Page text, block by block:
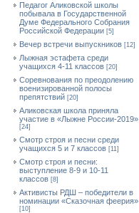
Педагог Аликовской школы
побывала в Государственной
Думе Федерального Собрания
Российской Федерации [5]
Вечер встречи выпускников [12]
Лыжная эстафета среди
учащихся 4-11 классов [20]
Cоревнования по преодолению
военизированной полосы
препятствий [20]
Аликовская школа приняла
участие в «Лыжне России-2019»
[24]
Смотр строя и песни среди
учащихся 5 и 7 классов [11]
Смотр строя и песни:
выступление 8-9 и 10-11
классов [8]
Активисты РДШ – победители в
номинации «Сказочная феерия»
[10]